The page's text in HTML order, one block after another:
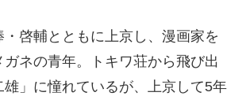
啓輔とともに上京し、漫画家を
ガネの青年。トキワ荘から飛び出
雄」に憧れているが、上京して5年